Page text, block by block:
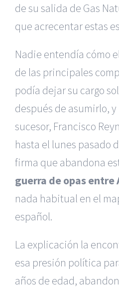
de su salida de Gas
que acrecentar estas
Nadie entendía cómo
de las principales
podía dejar su cargo
después de asumirlo,
sucesor, Francisco
hasta el lunes pasado
firma que abandona
guerra de opas entre
nada habitual en el
español.
La explicación la
esa presión política
años de edad,